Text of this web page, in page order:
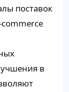
поставок
в